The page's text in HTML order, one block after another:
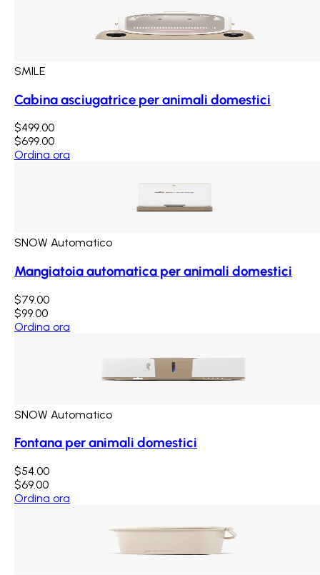
SMILE
Cabina asciugatrice per animali domestici
$499.00
$699.00
Ordina ora
SNOW Automatico
Mangiatoia automatica per animali domestici
$79.00
$99.00
Ordina ora
SNOW Automatico
Fontana per animali domestici
$54.00
$69.00
Ordina ora